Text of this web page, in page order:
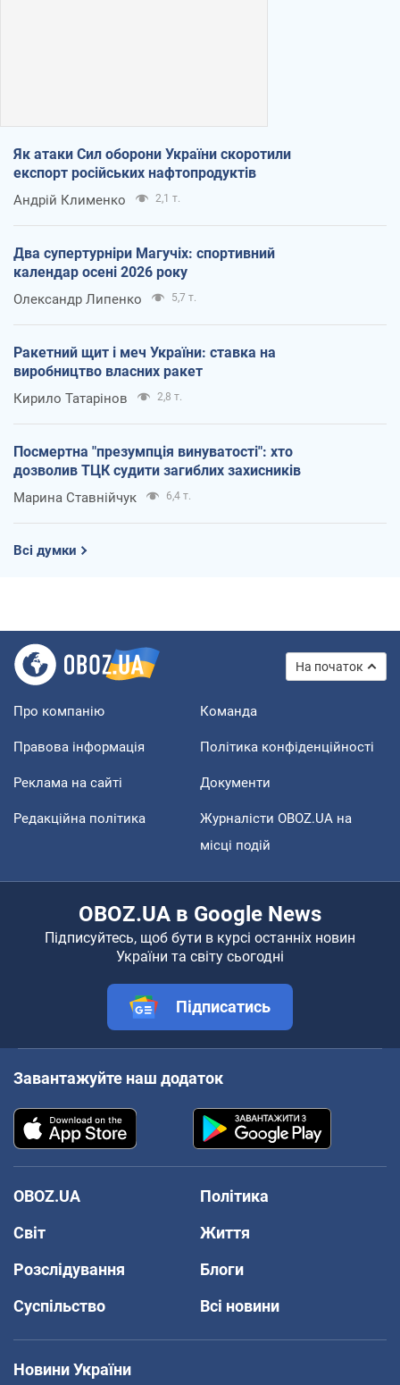
Як атаки Сил оборони України скоротили
експорт російських нафтопродуктів
Андрій Клименко 2,1 т.
Два супертурніри Магучіх: спортивний
календар осені 2026 року
Олександр Липенко 5,7 т.
Ракетний щит і меч України: ставка на
виробництво власних ракет
Кирило Татарінов 2,8 т.
Посмертна "презумпція винуватості": хто
дозволив ТЦК судити загиблих захисників
Марина Ставнійчук 6,4 т.
Всі думки
На початок
Про компанію Команда
Правова інформація Політика конфіденційності
Реклама на сайті Документи
Редакційна політика
Журналісти OBOZ.UA на
місці подій
OBOZ.UA в Google News
Підписуйтесь, щоб бути в курсі останніх новин
України та світу сьогодні
Підписатись
Завантажуйте наш додаток
OBOZ.UA
Політика
Світ
Життя
Розслідування
Блоги
Суспільство
Всі новини
Новини України